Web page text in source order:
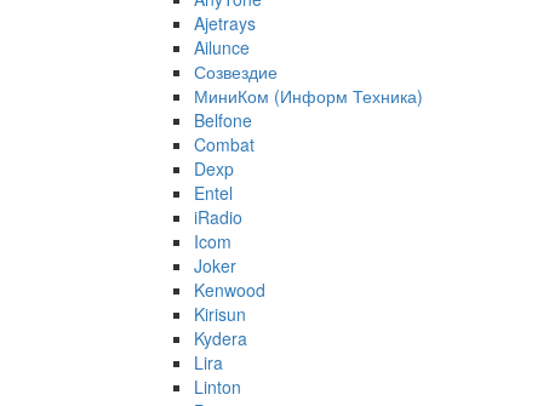
Ajetrays
Ailunce
Созвездие
МиниКом (Информ Техника)
Belfone
Combat
Dexp
Entel
iRadio
Icom
Joker
Kenwood
Kirisun
Kydera
Lira
Linton